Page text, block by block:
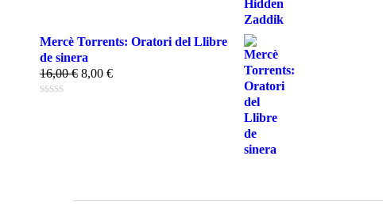
Mercè Torrents: Oratori del Llibre
de sinera
16,00€ 8,00 €